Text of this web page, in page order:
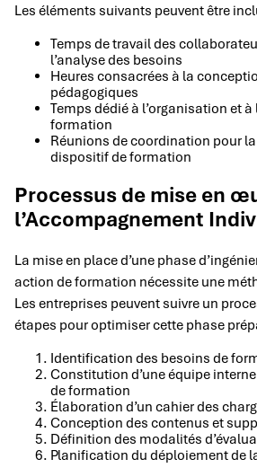
Les éléments suivants peuvent être
Temps de travail des
l’analyse des besoins
Heures consacrées à la
pédagogiques
Temps dédié à l’organisation et
formation
Réunions de coordination pour
dispositif de formation
Processus de mise en
l’Accompagnement
La mise en place d’une phase
action de formation nécessite une
Les entreprises peuvent suivre un
étapes pour optimiser cette phase
Identification des besoins de
Constitution d’une équipe
de formation
Élaboration d’un cahier des
Conception des contenus et
Définition des modalités
Planification du déploiement de